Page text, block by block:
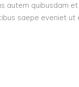
autem quibusdam
saepe eveniet